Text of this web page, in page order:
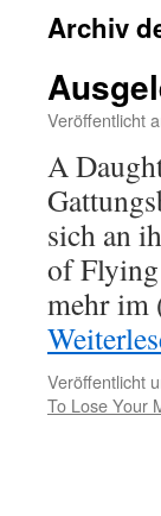
Archiv
Veröffentlicht
A
sich an
of
mehr im
Veröffentlicht
To Lose Your